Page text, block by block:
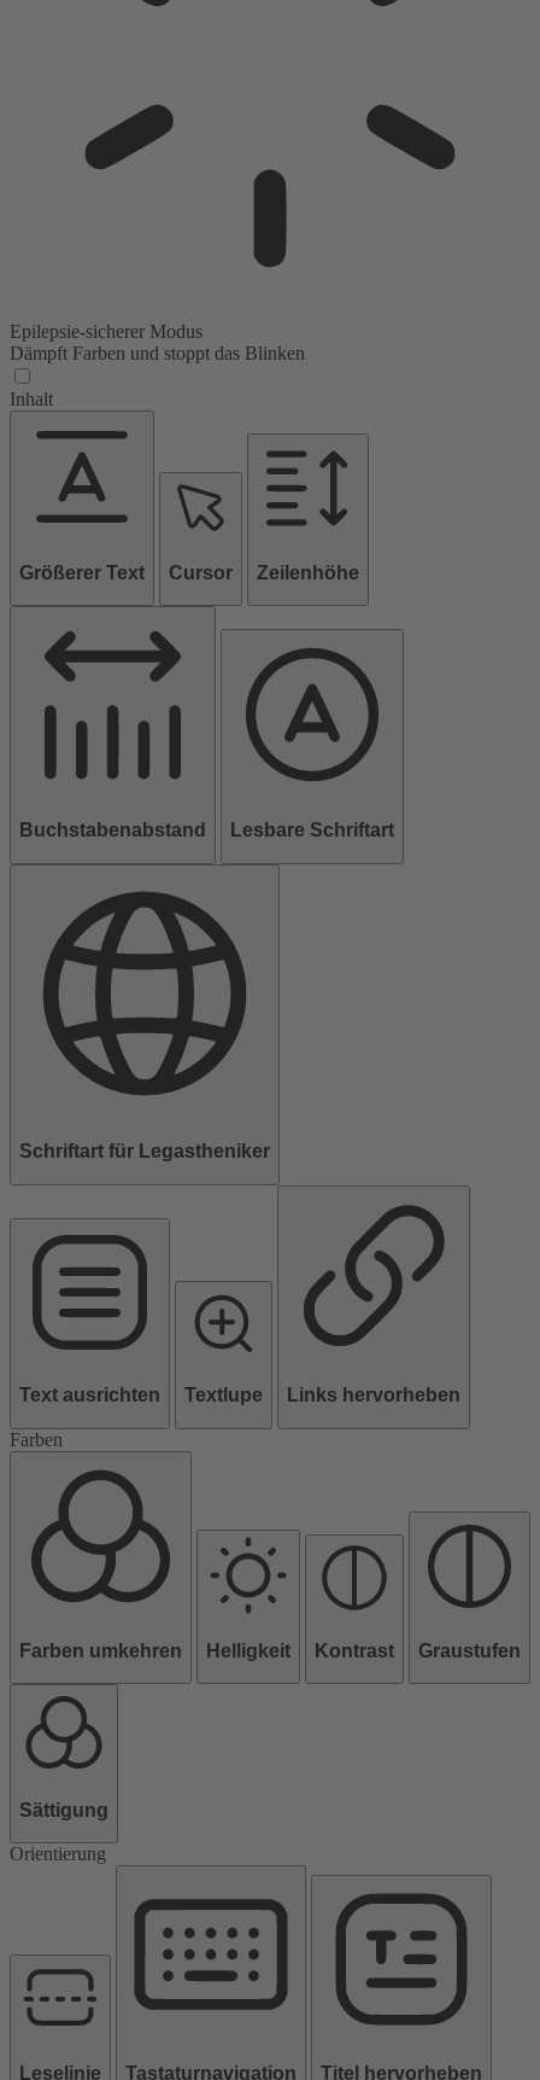
Epilepsie-sicherer Modus
Dämpft Farben und stoppt das Blinken
Inhalt
Größerer Text Cursor Zeilenhöhe
Buchstabenabstand Lesbare Schriftart
Schriftart für Legastheniker
Text ausrichten Textlupe Links hervorheben
Farben
Farben umkehren Helligkeit Kontrast Graustufen
Sättigung
Orientierung
Leselinie Tastaturnavigation Titel hervorheben